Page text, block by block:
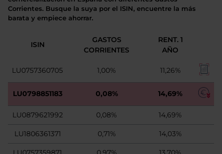
Corrientes. Busque la suya por el ISIN, encuentre la más
barata y empiece ahorrar.
ISIN
GASTOS
CORRIENTES
RENT. 1
AÑO
LU0757360705 1,00% 11,26%
LU0798851183 0,08% 14,69%
LU0879621992 0,08% 14,69%
LU1806361371 0,71% 14,03%